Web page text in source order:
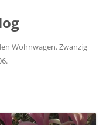
Wohnwagen. Zwanzig